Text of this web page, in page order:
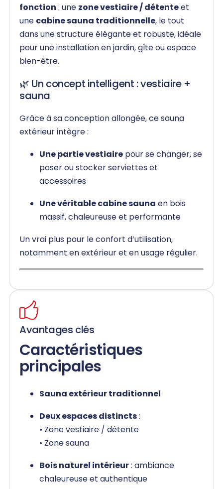
fonction : une zone vestiaire / détenteet
une cabine sauna traditionnelle, le tout
dans une structure élégante et robuste, idéale
pour une installation en jardin, gîte ou espace
bien-être.
🌿 Un concept intelligent : vestiaire +
sauna
Grâce à sa conception allongée, ce sauna
extérieur intègre :
Une partie vestiaire pour se changer, se
poser ou stocker serviettes et
accessoires
Une véritable cabine sauna en bois
massif, chaleureuse et performante
Un vrai plus pour le confort d’utilisation,
notamment en extérieur et en usage régulier.
Avantages clés
Caractéristiques
principales
Sauna extérieur traditionnel
Deux espaces distincts:
• Zone vestiaire / détente
• Zone sauna
Bois naturel intérieur: ambiance
chaleureuse et authentique